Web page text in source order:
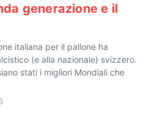
generazione e il
italiana per il pallone ha
(e alla nazionale) svizzero.
stati i migliori Mondiali che